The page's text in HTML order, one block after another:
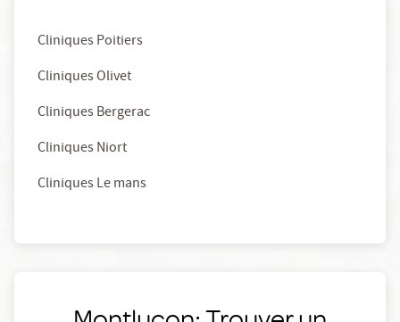
Cliniques Poitiers
Cliniques Olivet
Cliniques Bergerac
Cliniques Niort
Cliniques Le mans